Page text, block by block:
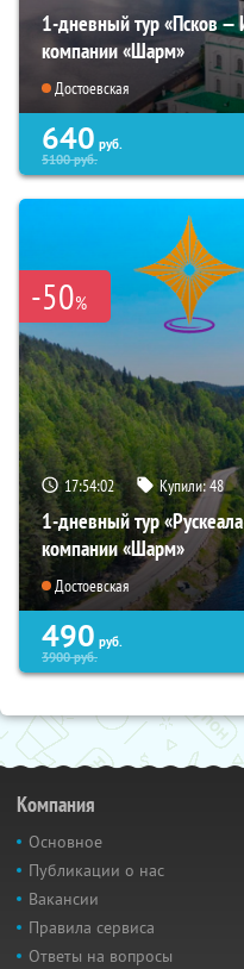
1-дневный тур «Псков —
компании «Шарм»
Достоевская
640 руб.
5100руб.
-50%
17:54:01 Купили:48
1-дневный тур
компании «Шарм»
Достоевская
490 руб.
3900руб.
Компания
Основное
Публикации о нас
Вакансии
Правила сервиса
Ответы на вопросы